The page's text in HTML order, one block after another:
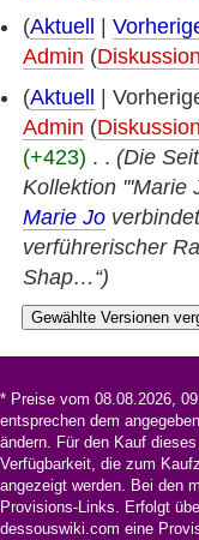
(Aktuell |
Admin (Diskussion
(Aktuell |
Admin (Diskussion
(+423) . . (Die
Kollektion '''Marie
Marie Jo
verführerischer
Shap…“)
* Preise vom 08.08.2026,
entsprechen dem
ändern. Für den Kauf
Verfügbarkeit, die zum
angezeigt werden. Bei den
Provisions-Links. Erfolgt
dessouswiki.com eine